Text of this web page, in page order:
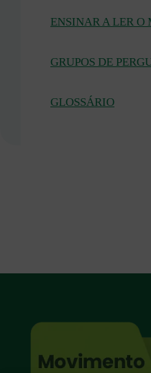
ENSINAR A LER O
GRUPOS DE
GLOSSÁRIO